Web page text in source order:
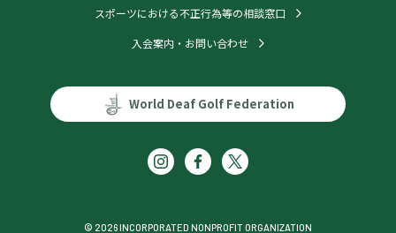
スポーツにおける不正行為等の相談窓口
入会案内・お問い合わせ
World Deaf Golf Federation
© 2026 INCORPORATED NONPROFIT ORGANIZATION